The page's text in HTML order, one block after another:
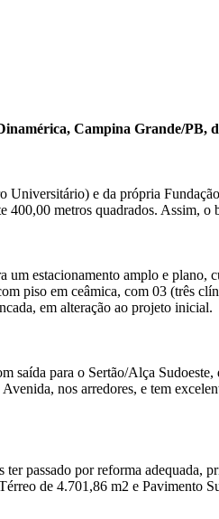
Campina Grande/PB,
e da própria
metros quadrados. Assim,
estacionamento amplo e
piso em ceâmica, com 03 (três
em alteração ao projeto inicial.
para o Sertão/Alça
nos arredores, e tem
passado por reforma adequada,
de 4.701,86 m2 e Pavimento